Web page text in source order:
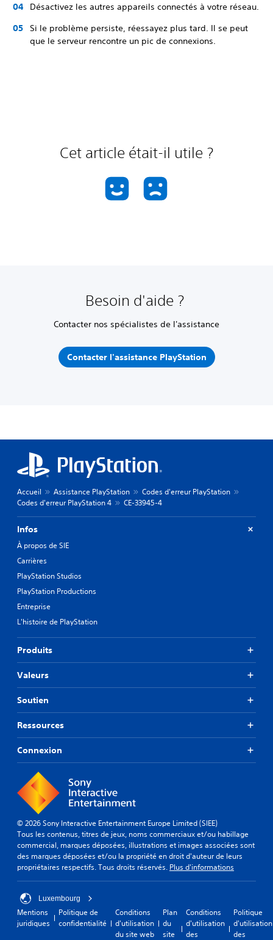
Désactivez les autres appareils connectés à votre réseau.
Si le problème persiste, réessayez plus tard. Il se peut
que le serveur rencontre un pic de connexions.
Cet article était-il utile ?
Besoin d'aide ?
Contacter nos spécialistes de l'assistance
Contacter l'assistance PlayStation
Accueil Assistance PlayStation
Codes d'erreur PlayStation
Codes d'erreur PlayStation 4
CE-33945-4
Infos
À propos de SIE
Carrières
PlayStation Studios
PlayStation Productions
Entreprise
L'histoire de PlayStation
Produits
Valeurs
Soutien
Ressources
Connexion
© 2026 Sony Interactive Entertainment Europe Limited (SIEE)
Tous les contenus, titres de jeux, noms commerciaux et/ou habillage
commercial, marques déposées, illustrations et images associées sont
des marques déposées et/ou la propriété en droit d'auteur de leurs
propriétaires respectifs. Tous droits réservés. Plus d'informations
Luxembourg
Mentions
juridiques
Politique de
confidentialité
Conditions
d'utilisation
du site web
Plan
du
site
Conditions
d'utilisation
des
Politique
d'utilisation
des